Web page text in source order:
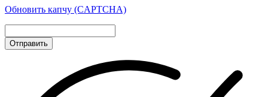
Обновить капчу (CAPTCHA)
Отправить